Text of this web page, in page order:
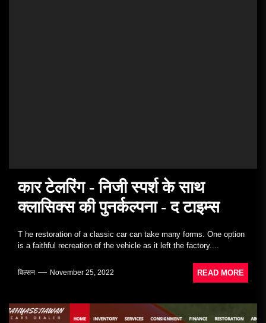
कार टेलरिंग - निजी स्पर्श के साथ
क्लासिक्स की पुनर्कल्पना - द टाइम्स
T he restoration of a classic car can take many forms. One option
is a faithful recreation of the vehicle as it left the factory....
विल्सन November 25, 2022 READ MORE